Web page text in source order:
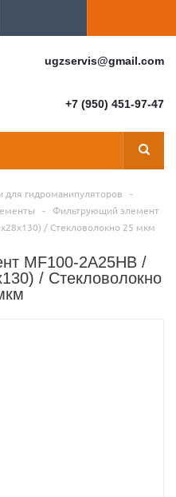
ugzservis@gmail.com
+7 (950) 451-97-47
для гидроманипуляторов
-
-
Фильтрующий элемент
/ Стекловолокно 25 мкм
MF100-2А25HB /
/ Стекловолокно